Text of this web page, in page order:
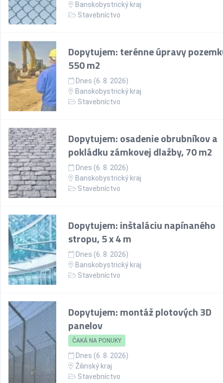
Banskobystrický kraj
Stavebníctvo
Dopytujem: terénne úpravy
550 m2
Dnes (6. 8. 2026)
Banskobystrický kraj
Stavebníctvo
Dopytujem: osadenie obrubníkov a
pokládku zámkovej dlažby, 70 m2
Dnes (6. 8. 2026)
Banskobystrický kraj
Stavebníctvo
Dopytujem: inštaláciu napínaného
stropu, 5 x 4 m
Dnes (6. 8. 2026)
Banskobystrický kraj
Stavebníctvo
Dopytujem: montáž plotových 3D
panelov
ČAKÁ NA PONUKY
Dnes (6. 8. 2026)
Žilinský kraj
Stavebníctvo